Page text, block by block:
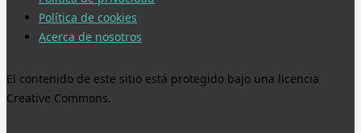
Política de cookies
Acerca de nosotros
El contenido de este sitio está protegido bajo una licencia
Creative Commons.